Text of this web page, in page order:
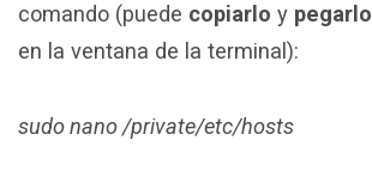
comando (puede copiarlo y pegarlo
en la ventana de la terminal):
sudo nano /private/etc/hosts